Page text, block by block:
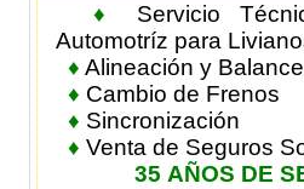
♦
Servicio
Automotríz para
♦ Alineación y
♦ Cambio de Frenos
♦ Sincronización
♦ Venta de Seguros
35 AÑOS DE